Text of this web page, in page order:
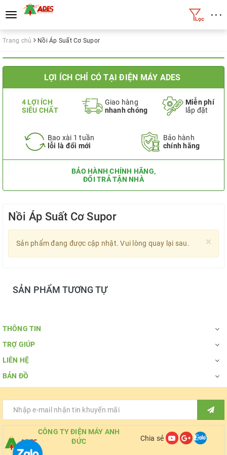
Toggle
navigation
• • •
Trang chủ Nồi Áp Suất Cơ Supor
LỢI ÍCH CHỈ CÓ TẠI ĐIỆN MÁY ADES
4 LỢI ÍCH
SIÊU CHẤT
Giao hàng
nhanh chóng
Miễn phí
lắp đặt
Bao xài 1 tuần
lỗi là đổi mới
Bảo hành
chính hãng
BẢO HÀNH CHÍNH HÃNG,
ĐỔI TRẢ TẬN NHÀ
Nồi Áp Suất Cơ Supor
×
Sản phẩm đang được cập nhật. Vui lòng quay lại sau.
SẢN PHẨM TƯƠNG TỰ
THÔNG TIN
TRỢ GIÚP
LIÊN HỆ
BẢN ĐỒ
CÔNG TY ĐIỆN MÁY ANH
ĐỨC
Chia sẻ